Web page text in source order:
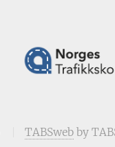
TABSwebby